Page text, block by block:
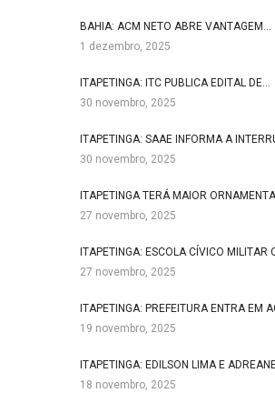
BAHIA: ACM NETO ABRE VANTAGEM…
1 dezembro, 2025
ITAPETINGA: ITC PUBLICA EDITAL DE…
30 novembro, 2025
ITAPETINGA: SAAE INFORMA A
30 novembro, 2025
ITAPETINGA TERÁ MAIOR
27 novembro, 2025
ITAPETINGA: ESCOLA CÍVICO MILITAR
27 novembro, 2025
ITAPETINGA: PREFEITURA ENTRA EM
19 novembro, 2025
ITAPETINGA: EDILSON LIMA E
18 novembro, 2025